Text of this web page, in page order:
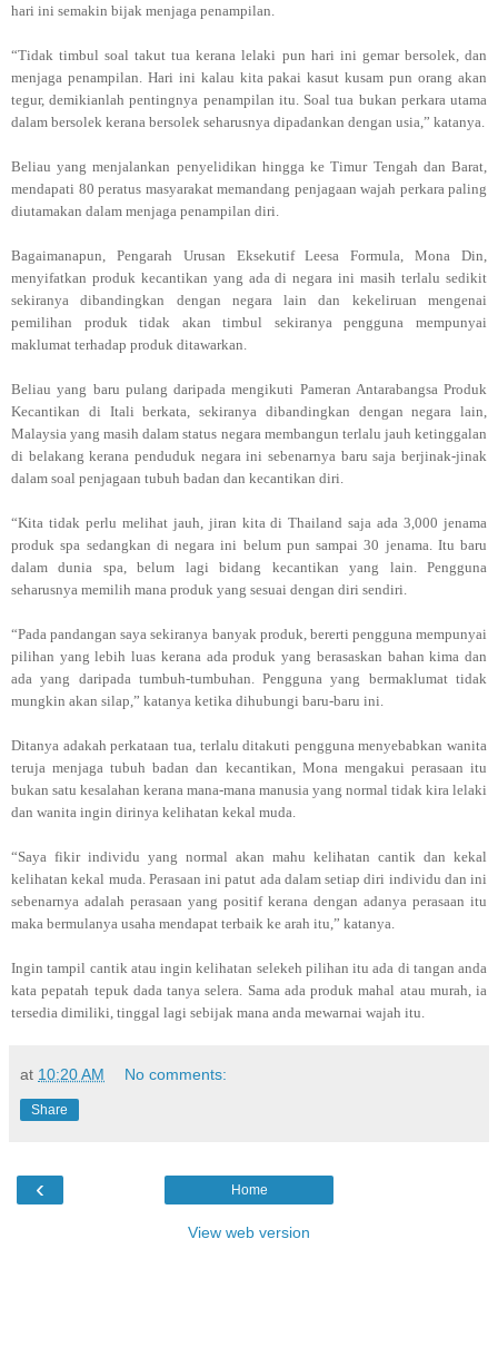
hari ini semakin bijak menjaga penampilan.
“Tidak timbul soal takut tua kerana lelaki pun hari ini gemar bersolek, dan
menjaga penampilan. Hari ini kalau kita pakai kasut kusam pun orang akan
tegur, demikianlah pentingnya penampilan itu. Soal tua bukan perkara utama
dalam bersolek kerana bersolek seharusnya dipadankan dengan usia,” katanya.
Beliau yang menjalankan penyelidikan hingga ke Timur Tengah dan Barat,
mendapati 80 peratus masyarakat memandang penjagaan wajah perkara paling
diutamakan dalam menjaga penampilan diri.
Bagaimanapun, Pengarah Urusan Eksekutif Leesa Formula, Mona Din,
menyifatkan produk kecantikan yang ada di negara ini masih terlalu sedikit
sekiranya dibandingkan dengan negara lain dan kekeliruan mengenai
pemilihan produk tidak akan timbul sekiranya pengguna mempunyai
maklumat terhadap produk ditawarkan.
Beliau yang baru pulang daripada mengikuti Pameran Antarabangsa Produk
Kecantikan di Itali berkata, sekiranya dibandingkan dengan negara lain,
Malaysia yang masih dalam status negara membangun terlalu jauh ketinggalan
di belakang kerana penduduk negara ini sebenarnya baru saja berjinak-jinak
dalam soal penjagaan tubuh badan dan kecantikan diri.
“Kita tidak perlu melihat jauh, jiran kita di Thailand saja ada 3,000 jenama
produk spa sedangkan di negara ini belum pun sampai 30 jenama. Itu baru
dalam dunia spa, belum lagi bidang kecantikan yang lain. Pengguna
seharusnya memilih mana produk yang sesuai dengan diri sendiri.
“Pada pandangan saya sekiranya banyak produk, bererti pengguna mempunyai
pilihan yang lebih luas kerana ada produk yang berasaskan bahan kima dan
ada yang daripada tumbuh-tumbuhan. Pengguna yang bermaklumat tidak
mungkin akan silap,” katanya ketika dihubungi baru-baru ini.
Ditanya adakah perkataan tua, terlalu ditakuti pengguna menyebabkan wanita
teruja menjaga tubuh badan dan kecantikan, Mona mengakui perasaan itu
bukan satu kesalahan kerana mana-mana manusia yang normal tidak kira lelaki
dan wanita ingin dirinya kelihatan kekal muda.
“Saya fikir individu yang normal akan mahu kelihatan cantik dan kekal
kelihatan kekal muda. Perasaan ini patut ada dalam setiap diri individu dan ini
sebenarnya adalah perasaan yang positif kerana dengan adanya perasaan itu
maka bermulanya usaha mendapat terbaik ke arah itu,” katanya.
Ingin tampil cantik atau ingin kelihatan selekeh pilihan itu ada di tangan anda
kata pepatah tepuk dada tanya selera. Sama ada produk mahal atau murah, ia
tersedia dimiliki, tinggal lagi sebijak mana anda mewarnai wajah itu.
at 10:20 AM No comments:
Share
‹ Home
View web version